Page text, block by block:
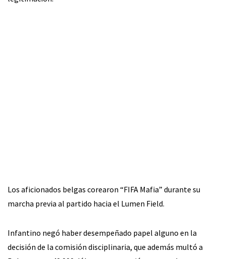
Los aficionados belgas corearon “FIFA Mafia” durante su
marcha previa al partido hacia el Lumen Field.
Infantino negó haber desempeñado papel alguno en la
decisión de la comisión disciplinaria, que además multó a